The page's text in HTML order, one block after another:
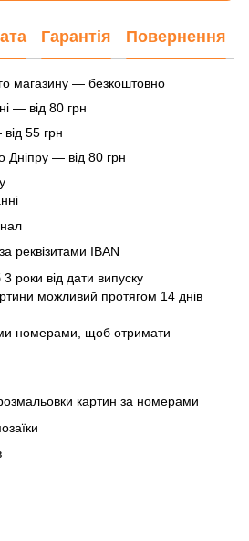
Гарантія Повернення
магазину — безкоштовно
— від 80 грн
55 грн
Дніпру — від 80 грн
за реквізитами IBAN
роки від дати випуску
можливий протягом 14 днів
номерами, щоб отримати
картин за номерами